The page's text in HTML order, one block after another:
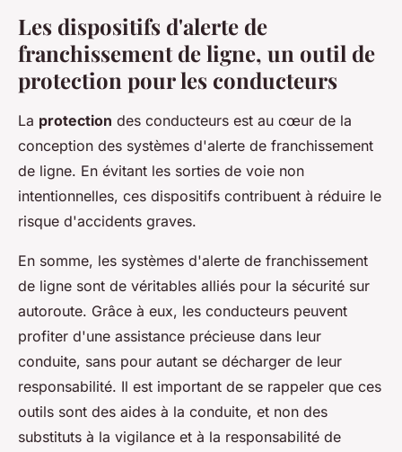
Les dispositifs d'alerte de
franchissement de ligne, un outil de
protection pour les conducteurs
La protection des conducteurs est au cœur de la
conception des systèmes d'alerte de franchissement
de ligne. En évitant les sorties de voie non
intentionnelles, ces dispositifs contribuent à réduire le
risque d'accidents graves.
En somme, les systèmes d'alerte de franchissement
de ligne sont de véritables alliés pour la sécurité sur
autoroute. Grâce à eux, les conducteurs peuvent
profiter d'une assistance précieuse dans leur
conduite, sans pour autant se décharger de leur
responsabilité. Il est important de se rappeler que ces
outils sont des aides à la conduite, et non des
substituts à la vigilance et à la responsabilité de